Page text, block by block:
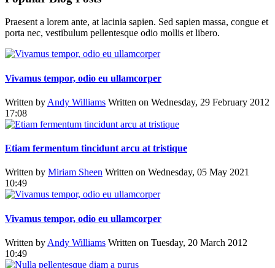
Praesent a lorem ante, at lacinia sapien. Sed sapien massa, congue et
porta nec, vestibulum pellentesque odio mollis et libero.
Vivamus tempor, odio eu ullamcorper
Written by Andy Williams Written on Wednesday, 29 February 2012
17:08
Etiam fermentum tincidunt arcu at tristique
Written by Miriam Sheen Written on Wednesday, 05 May 2021
10:49
Vivamus tempor, odio eu ullamcorper
Written by Andy Williams Written on Tuesday, 20 March 2012
10:49